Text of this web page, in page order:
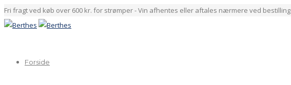
Fri fragt ved køb over 600 kr. for strømper - Vin afhentes eller aftales nærmere ved bestilling
Forside